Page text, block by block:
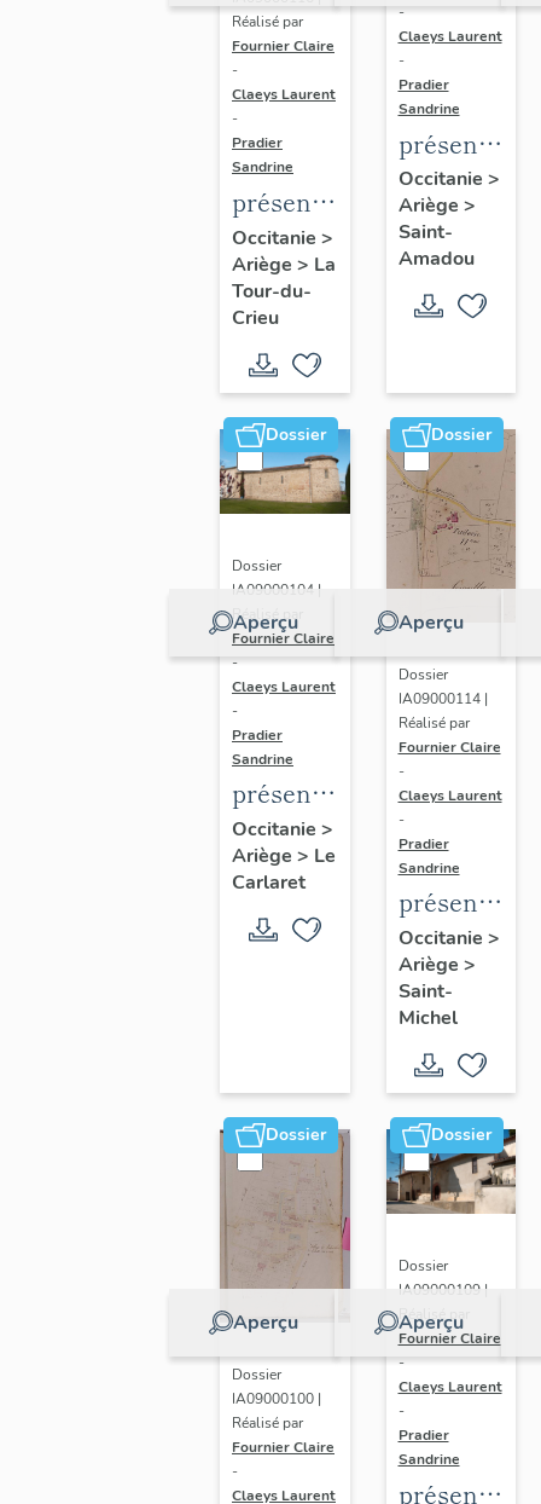
Réalisé par
Fournier Claire
-
Claeys Laurent
-
Pradier
Sandrine
présentation
de la
commune
de La
Crieu
Occitanie >
Ariège > La
Tour-du-
Crieu
-
Claeys Laurent
-
Pradier
Sandrine
de la
commune
de Saint-
Occitanie >
Ariège >
Saint-
Amadou
Dossier
Aperçu
Dossier
IA09000104 |
Réalisé par
Fournier Claire
-
Claeys Laurent
-
Pradier
Sandrine
présentation
de la
commune
du
Carlaret
Occitanie >
Ariège > Le
Carlaret
Dossier
Aperçu
Dossier
IA09000114 |
Réalisé par
Fournier Claire
-
Claeys Laurent
-
Pradier
Sandrine
de la
commune
de Saint-
Occitanie >
Ariège >
Saint-
Michel
Dossier
Aperçu
Dossier
IA09000100 |
Réalisé par
Fournier Claire
-
Claeys Laurent
Dossier
Aperçu
Dossier
IA09000109 |
Réalisé par
Fournier Claire
-
Claeys Laurent
-
Pradier
Sandrine